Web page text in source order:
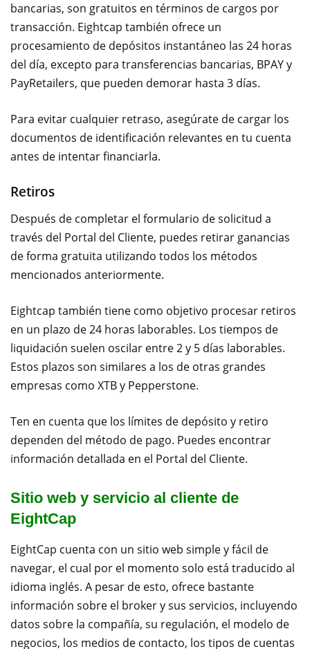
bancarias, son gratuitos en términos de cargos por
transacción. Eightcap también ofrece un
procesamiento de depósitos instantáneo las 24 horas
del día, excepto para transferencias bancarias, BPAY y
PayRetailers, que pueden demorar hasta 3 días.
Para evitar cualquier retraso, asegúrate de cargar los
documentos de identificación relevantes en tu cuenta
antes de intentar financiarla.
Retiros
Después de completar el formulario de solicitud a
través del Portal del Cliente, puedes retirar ganancias
de forma gratuita utilizando todos los métodos
mencionados anteriormente.
Eightcap también tiene como objetivo procesar retiros
en un plazo de 24 horas laborables. Los tiempos de
liquidación suelen oscilar entre 2 y 5 días laborables.
Estos plazos son similares a los de otras grandes
empresas como XTB y Pepperstone.
Ten en cuenta que los límites de depósito y retiro
dependen del método de pago. Puedes encontrar
información detallada en el Portal del Cliente.
Sitio web y servicio al cliente de
EightCap
EightCap cuenta con un sitio web simple y fácil de
navegar, el cual por el momento solo está traducido al
idioma inglés. A pesar de esto, ofrece bastante
información sobre el broker y sus servicios, incluyendo
datos sobre la compañía, su regulación, el modelo de
negocios, los medios de contacto, los tipos de cuentas